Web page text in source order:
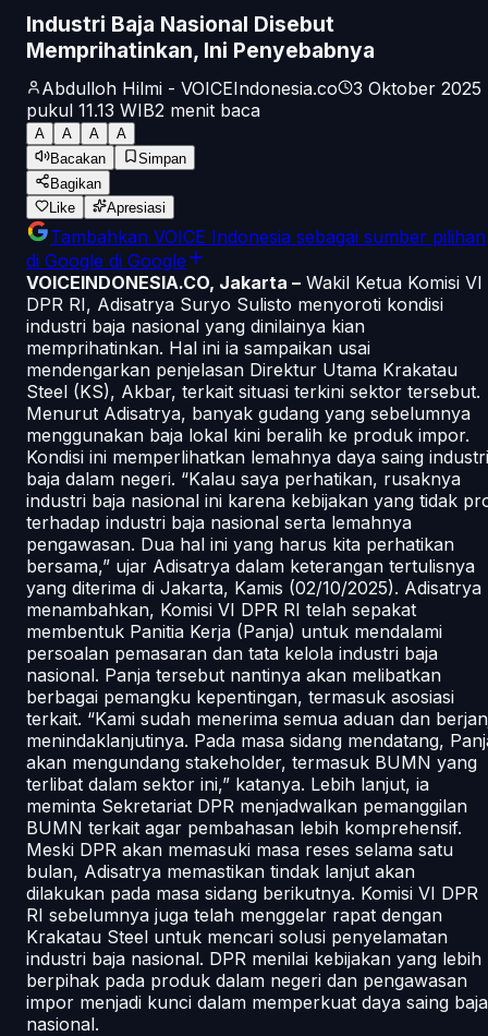
Industri Baja Nasional Disebut
Memprihatinkan, Ini Penyebabnya
Abdulloh Hilmi - VOICEIndonesia.co
3 Oktober 2025
pukul 11.13 WIB2 menit baca
A A A
A
Bacakan
Simpan
Bagikan
Like
Apresiasi
Tambahkan VOICE Indonesia sebagai sumber pilihan
di Google di Google
VOICEINDONESIA.CO, Jakarta – Wakil Ketua Komisi VI
DPR RI, Adisatrya Suryo Sulisto menyoroti kondisi
industri baja nasional yang dinilainya kian
memprihatinkan. Hal ini ia sampaikan usai
mendengarkan penjelasan Direktur Utama Krakatau
Steel (KS), Akbar, terkait situasi terkini sektor tersebut.
Menurut Adisatrya, banyak gudang yang sebelumnya
menggunakan baja lokal kini beralih ke produk impor.
Kondisi ini memperlihatkan lemahnya daya saing industri
baja dalam negeri. “Kalau saya perhatikan, rusaknya
industri baja nasional ini karena kebijakan yang tidak
terhadap industri baja nasional serta lemahnya
pengawasan. Dua hal ini yang harus kita perhatikan
bersama,” ujar Adisatrya dalam keterangan tertulisnya
yang diterima di Jakarta, Kamis (02/10/2025). Adisatrya
menambahkan, Komisi VI DPR RI telah sepakat
membentuk Panitia Kerja (Panja) untuk mendalami
persoalan pemasaran dan tata kelola industri baja
nasional. Panja tersebut nantinya akan melibatkan
berbagai pemangku kepentingan, termasuk asosiasi
terkait. “Kami sudah menerima semua aduan dan
menindaklanjutinya. Pada masa sidang mendatang,
akan mengundang stakeholder, termasuk BUMN yang
terlibat dalam sektor ini,” katanya. Lebih lanjut, ia
meminta Sekretariat DPR menjadwalkan pemanggilan
BUMN terkait agar pembahasan lebih komprehensif.
Meski DPR akan memasuki masa reses selama satu
bulan, Adisatrya memastikan tindak lanjut akan
dilakukan pada masa sidang berikutnya. Komisi VI DPR
RI sebelumnya juga telah menggelar rapat dengan
Krakatau Steel untuk mencari solusi penyelamatan
industri baja nasional. DPR menilai kebijakan yang lebih
berpihak pada produk dalam negeri dan pengawasan
impor menjadi kunci dalam memperkuat daya saing baja
nasional.